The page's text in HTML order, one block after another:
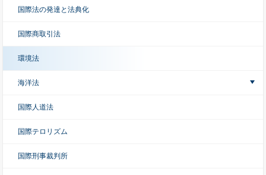
国際法の発達と法典化
国際商取引法
環境法
海洋法
国際人道法
国際テロリズム
国際刑事裁判所